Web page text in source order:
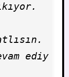
ediy